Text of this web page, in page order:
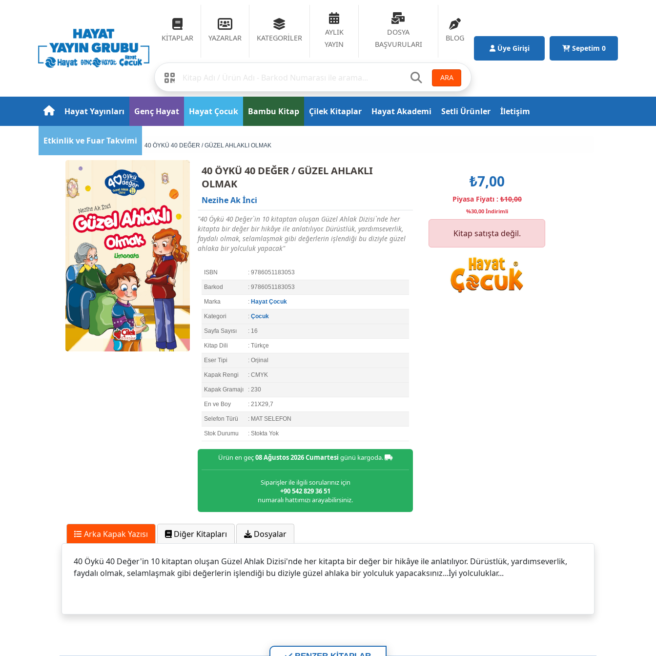
KİTAPLAR YAZARLAR KATEGORİLER
AYLIK
YAYIN
DOSYA
BAŞVURULARI
BLOG
ARA
Üye Girişi Sepetim 0
Hayat Yayınları Genç Hayat Hayat Çocuk Bambu Kitap Çilek Kitaplar Hayat Akademi Setli Ürünler İletişim
Etkinlik ve Fuar Takvimi
Anasayfa Çocuk 40 ÖYKÜ 40 DEĞER / GÜZEL AHLAKLI OLMAK
40 ÖYKÜ 40 DEĞER / GÜZEL AHLAKLI
OLMAK
Nezihe Ak İnci
"40 Öykü 40 Değer`in 10 kitaptan oluşan Güzel Ahlak Dizisi`nde her
kitapta bir değer bir hikâye ile anlatılıyor. Dürüstlük, yardımseverlik,
faydalı olmak, selamlaşmak gibi değerlerin işlendiği bu diziyle güzel
ahlaka bir yolculuk yapacak"
ISBN : 9786051183053
Barkod : 9786051183053
Marka : Hayat Çocuk
Kategori : Çocuk
Sayfa Sayısı : 16
Kitap Dili : Türkçe
Eser Tipi : Orjinal
Kapak Rengi : CMYK
Kapak Gramajı : 230
En ve Boy : 21X29,7
Selefon Türü : MAT SELEFON
Stok Durumu : Stokta Yok
Ürün en geç08 Ağustos 2026 Cumartesi günü kargoda.
Siparişler ile ilgili sorularınız için
+90 542 829 36 51
numaralı hattımızı arayabilirsiniz.
₺7,00
Piyasa Fiyatı :₺10,00
%30,00 İndirimli
Kitap satışta değil.
Arka Kapak Yazısı Diğer Kitapları Dosyalar
40 Öykü 40 Değer'in 10 kitaptan oluşan Güzel Ahlak Dizisi'nde her kitapta bir değer bir hikâye ile anlatılıyor. Dürüstlük, yardımseverlik,
faydalı olmak, selamlaşmak gibi değerlerin işlendiği bu diziyle güzel ahlaka bir yolculuk yapacaksınız...İyi yolculuklar...